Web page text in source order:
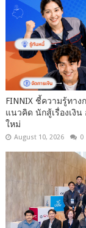
FINNIX ชี้ความรู้ทาง
แนวคิด นักสู้เรื่องเงิน
ใหม่
August 10, 2026 0